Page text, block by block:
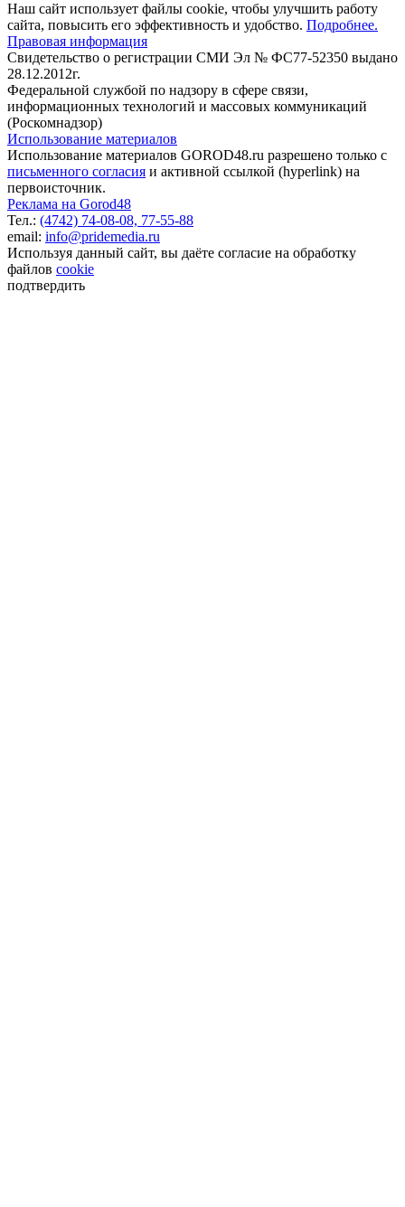
Наш сайт использует файлы cookie, чтобы улучшить работу
сайта, повысить его эффективность и удобство. Подробнее.
Правовая информация
Свидетельство о регистрации СМИ Эл № ФС77-52350 выдано
28.12.2012г.
Федеральной службой по надзору в сфере связи,
информационных технологий и массовых коммуникаций
(Роскомнадзор)
Использование материалов
Использование материалов GOROD48.ru разрешено только с
письменного согласия и активной ссылкой (hyperlink) на
первоисточник.
Реклама на Gorod48
Тел.: (4742) 74-08-08, 77-55-88
email: info@pridemedia.ru
Используя данный сайт, вы даёте согласие на обработку
файлов cookie
подтвердить